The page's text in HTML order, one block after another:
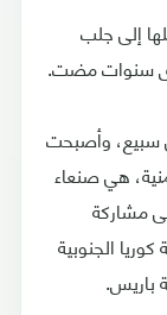
إلى جلب
سنوات مضت.
سبيع، وأصبحت
هي صنعاء
مشاركة
الجنوبية
باريس.